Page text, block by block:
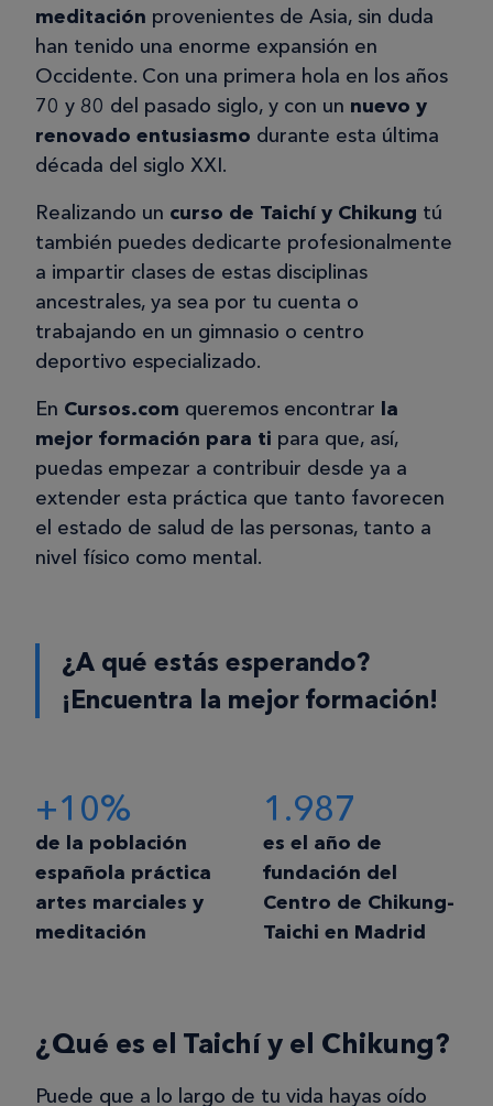
meditación provenientes de Asia, sin duda
han tenido una enorme expansión en
Occidente. Con una primera hola en los años
70 y 80 del pasado siglo, y con un nuevo y
renovado entusiasmo durante esta última
década del siglo XXI.
Realizando un curso de Taichí y Chikung tú
también puedes dedicarte profesionalmente
a impartir clases de estas disciplinas
ancestrales, ya sea por tu cuenta o
trabajando en un gimnasio o centro
deportivo especializado.
En Cursos.com queremos encontrar la
mejor formación para ti para que, así,
puedas empezar a contribuir desde ya a
extender esta práctica que tanto favorecen
el estado de salud de las personas, tanto a
nivel físico como mental.
¿A qué estás esperando?
¡Encuentra la mejor formación!
+10%
de la población
española práctica
artes marciales y
meditación
1.987
es el año de
fundación del
Centro de Chikung-
Taichi en Madrid
¿Qué es el Taichí y el Chikung?
Puede que a lo largo de tu vida hayas oído